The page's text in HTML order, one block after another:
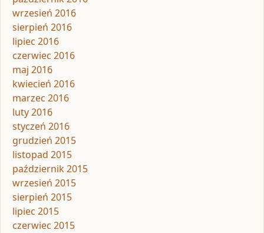
wrzesień 2016
sierpień 2016
lipiec 2016
czerwiec 2016
maj 2016
kwiecień 2016
marzec 2016
luty 2016
styczeń 2016
grudzień 2015
listopad 2015
październik 2015
wrzesień 2015
sierpień 2015
lipiec 2015
czerwiec 2015